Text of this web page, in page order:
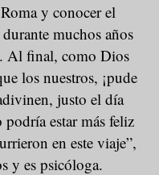
y conocer el
muchos años
Al final, como Dios
los nuestros, ¡pude
justo el día
podría estar más feliz
en este viaje”,
y es psicóloga.